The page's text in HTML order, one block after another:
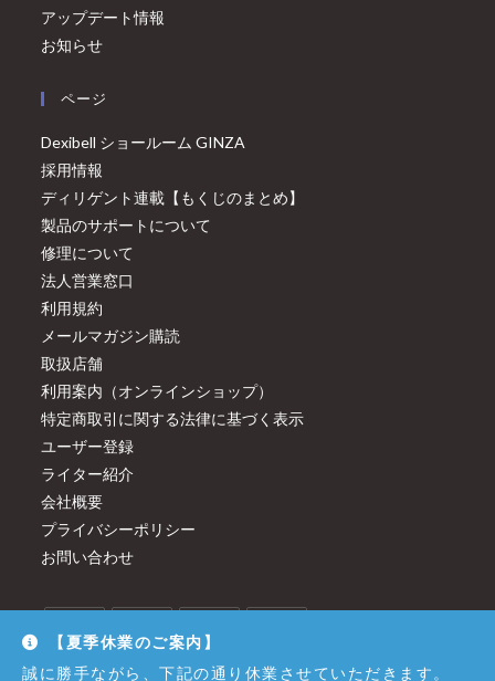
アップデート情報
お知らせ
ページ
Dexibell ショールーム GINZA
採用情報
ディリゲント連載【もくじのまとめ】
製品のサポートについて
修理について
法人営業窓口
利用規約
メールマガジン購読
取扱店舗
利用案内（オンラインショップ）
特定商取引に関する法律に基づく表示
ユーザー登録
ライター紹介
会社概要
プライバシーポリシー
お問い合わせ
【夏季休業のご案内】
誠に勝手ながら、下記の通り休業させていただきます。